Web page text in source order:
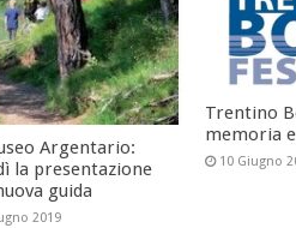
Argentario:
la presentazione
guida
2019
Trentino
memoria
10 Giugno